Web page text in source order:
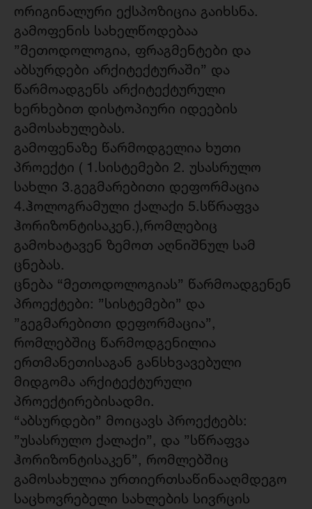
ორიგინალური ექსპოზიცია გაიხსნა.
გამოფენის სახელწოდებაა
”მეთოდოლოგია, ფრაგმენტები და
აბსურდები არქიტექტურაში” და
წარმოადგენს არქიტექტურული
ხერხებით დისტოპიური იდეების
გამოსახულებას.
გამოფენაზე წარმოდგელია ხუთი
პროექტი ( 1.სისტემები 2. უსასრულო
სახლი 3.გეგმარებითი დეფორმაცია
4.ჰოლოგრამული ქალაქი 5.სწრაფვა
ჰორიზონტისაკენ.),რომლებიც
გამოხატავენ ზემოთ აღნიშნულ სამ
ცნებას.
ცნება “მეთოდოლოგიას” წარმოადგენენ
პროექტები: ”სისტემები” და
”გეგმარებითი დეფორმაცია”,
რომლებშიც წარმოდგენილია
ერთმანეთისაგან განსხვავებული
მიდგომა არქიტექტურული
პროექტირებისადმი.
“აბსურდები” მოიცავს პროექტებს:
”უსასრულო ქალაქი”, და ”სწრაფვა
ჰორიზონტისაკენ”, რომლებშიც
გამოსახულია ურთიერთსაწინააღმდეგო
საცხოვრებელი სახლების სივრცის